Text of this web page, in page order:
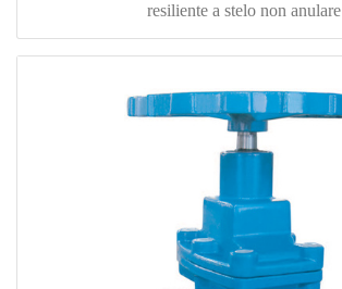
resiliente a stelo non anulare